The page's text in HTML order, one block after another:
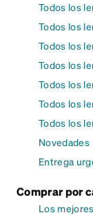
Todos los
Todos los
Todos los
Todos los
Todos los
Todos los
Todos los
Novedades
Entrega
Comprar por
Los